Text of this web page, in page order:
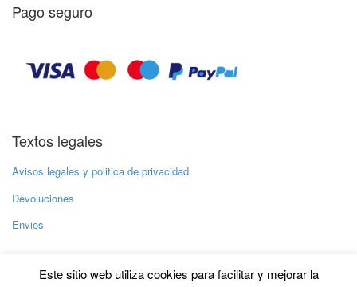
Pago seguro
Textos legales
Avisos legales y politica de privacidad
Devoluciones
Envios
Este sitio web utiliza cookies para facilitar y mejorar la